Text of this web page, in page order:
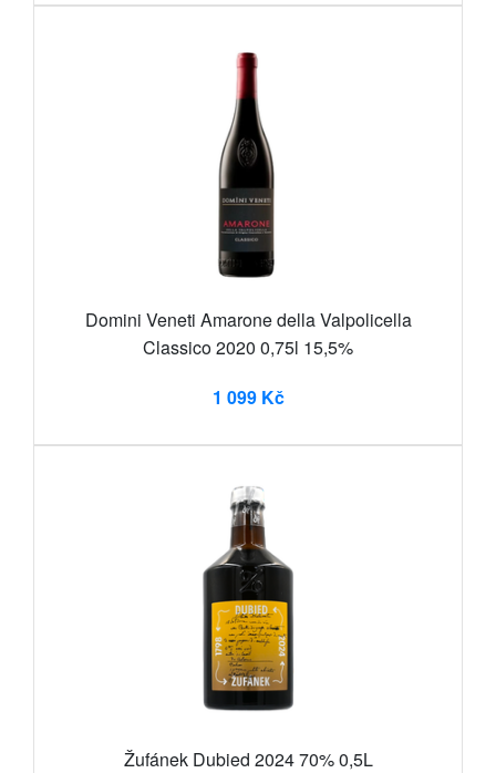
Domini Veneti Amarone della Valpolicella
Classico 2020 0,75l 15,5%
1 099 Kč
Žufánek Dubied 2024 70% 0,5L